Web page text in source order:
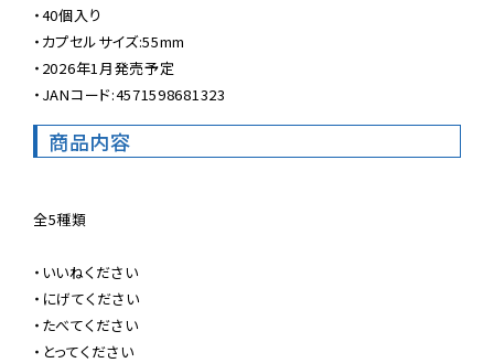
・40個入り
・カプセルサイズ:55mm
・2026年1月発売予定
・JANコード:4571598681323
商品内容
全5種類
・いいねください
・にげてください
・たべてください
・とってください